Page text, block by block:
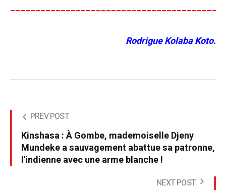
Rodrigue Kolaba Koto.
PREV POST
Kinshasa : À Gombe, mademoiselle Djeny
Mundeke a sauvagement abattue sa patronne,
l'indienne avec une arme blanche !
NEXT POST